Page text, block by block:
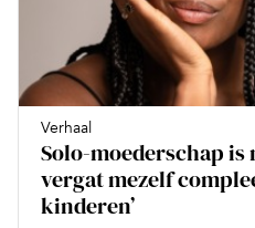
Verhaal
Solo-moederschap
vergat mezelf
kinderen’